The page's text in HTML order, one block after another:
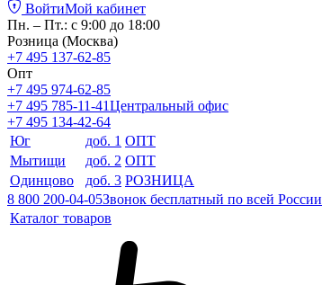
ВойтиМой кабинет
Пн. – Пт.: с 9:00 до 18:00
Розница (Москва)
+7 495 137-62-85
Опт
+7 495 974-62-85
+7 495 785-11-41Центральный офис
+7 495 134-42-64
Юг
доб. 1 ОПТ
Мытищи
доб. 2 ОПТ
Одинцово
доб. 3 РОЗНИЦА
8 800 200-04-05Звонок бесплатный по всей России
Каталог товаров